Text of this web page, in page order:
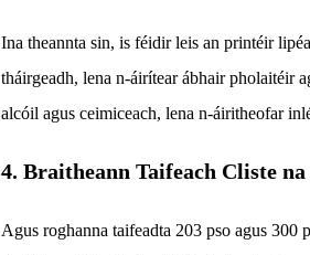
Ina theannta sin, is féidir leis an printéir
tháirgeadh, lena n-áirítear ábhair pholaitéir
alcóil agus ceimiceach, lena n-áiritheofar
4. Braitheann Taifeach Cliste
Agus roghanna taifeadta 203 pso agus